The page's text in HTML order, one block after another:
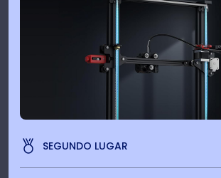
SEGUNDO LUGAR